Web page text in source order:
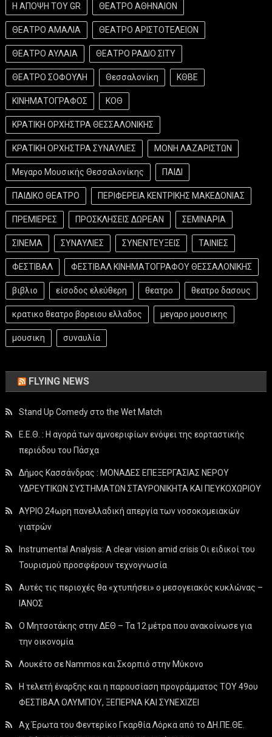
Η ΑΠΟΨΗ ΤΟΥ GR ΘΕΑΤΡΟ ΑΘΗΝΑΙΟΝ
ΘΕΑΤΡΟ ΑΜΑΛΙΑ ΘΕΑΤΡΟ ΑΡΙΣΤΟΤΕΛΕΙΟΝ
ΘΕΑΤΡΟ ΑΥΛΑΙΑ ΘΕΑΤΡΟ ΡΑΔΙΟ ΣΙΤΥ
ΘΕΑΤΡΟ ΣΟΦΟΥΛΗ Θεσσαλονίκη ΚΘΒΕ
ΚΙΝΗΜΑΤΟΓΡΑΦΟΣ ΚΟΘ
ΚΡΑΤΙΚΗ ΟΡΧΗΣΤΡΑ ΘΕΣΣΑΛΟΝΙΚΗΣ
ΚΡΑΤΙΚΗ ΟΡΧΗΣΤΡΑ ΣΥΝΑΥΛΙΕΣ ΜΟΝΗ ΛΑΖΑΡΙΣΤΩΝ
Μεγαρο Μουσικής Θεσσαλονίκης ΠΑΙΔΙ
ΠΑΙΔΙΚΟ ΘΕΑΤΡΟ ΠΕΡΙΦΕΡΕΙΑ ΚΕΝΤΡΙΚΗΣ ΜΑΚΕΔΟΝΙΑΣ
ΠΡΕΜΙΕΡΕΣ ΠΡΟΣΚΛΗΣΕΙΣ ΔΩΡΕΑΝ ΣΕΜΙΝΑΡΙΑ
ΣΙΝΕΜΑ ΣΥΝΑΥΛΙΕΣ ΣΥΝΕΝΤΕΥΞΕΙΣ ΤΑΙΝΙΕΣ
ΦΕΣΤΙΒΑΛ ΦΕΣΤΙΒΑΛ ΚΙΝΗΜΑΤΟΓΡΑΦΟΥ ΘΕΣΣΑΛΟΝΙΚΗΣ
βιβλιο είσοδος ελεύθερη θεατρο θεατρο δασους
κρατικο θεατρο βορειου ελλαδος μεγαρο μουσικης
μουσικη συναυλία
FLYING NEWS
Stand Up Comedy στο the Wet Match
Ε.Ε.Θ. : Η αγορά των αμνοεριφίων ενόψει της εορταστικής
περιόδου του Πάσχα
Δήμος Κασσάνδρας : ΜΟΝΑΔΕΣ ΕΠΕΞΕΡΓΑΣΙΑΣ ΝΕΡΟΥ
ΥΔΡΕΥΤΙΚΩΝ ΣΥΣΤΗΜΑΤΩΝ ΣΤΑΥΡΟΝΙΚΗΤΑ ΚΑΙ ΠΕΥΚΟΧΩΡΙΟΥ
ΑΥΡΙΟ 24ωρη πανελλαδική απεργία των νοσοκομειακών
γιατρών
Instrumental Analysis: A clear vision amid crisis Οι ειδικοί του
Τουρισμού προσφέρουν τεχνογνωσία
Αυτές τις περιοχές θα «χτυπήσει» ο μεσογειακός κυκλώνας –
ΙΑΝΟΣ
Ο Μητσοτάκης στην ΔΕΘ – Τα 12 μέτρα που ανακοίνωσε για
την οικονομία
Λουκέτο σε Nammos και Σκορπιό στην Μύκονο
Η τελετή έναρξης και η παρουσίαση προγράμματος ΤΟΥ 49ου
ΦΕΣΤΙΒΑΛ ΟΛΥΜΠΟΥ, ΞΕΠΕΡΝΑ ΚΑΙ ΣΥΝΕΧΙΖΕΙ
Αχ Έρωτα του Φεντερίκο Γκαρθία Λόρκα από το ΔΗ.ΠΕ.ΘΕ.